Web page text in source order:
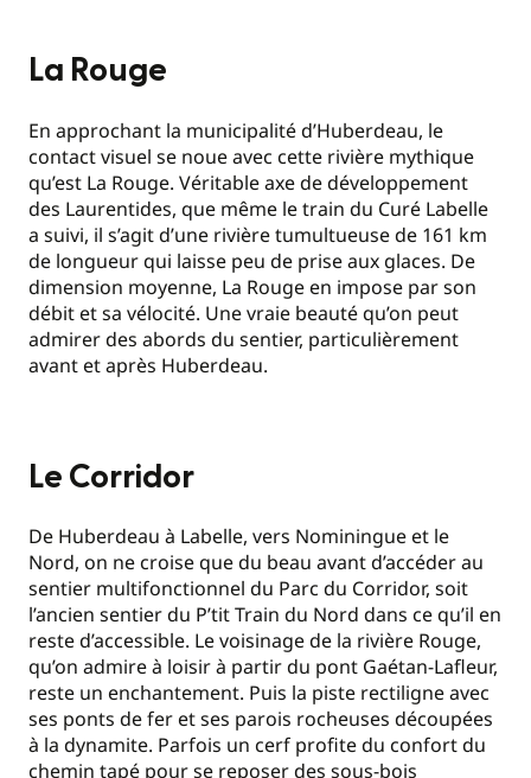
La Rouge
En approchant la municipalité d’Huberdeau, le
contact visuel se noue avec cette rivière mythique
qu’est La Rouge. Véritable axe de développement
des Laurentides, que même le train du Curé Labelle
a suivi, il s’agit d’une rivière tumultueuse de 161 km
de longueur qui laisse peu de prise aux glaces. De
dimension moyenne, La Rouge en impose par son
débit et sa vélocité. Une vraie beauté qu’on peut
admirer des abords du sentier, particulièrement
avant et après Huberdeau.
Le Corridor
De Huberdeau à Labelle, vers Nominingue et le
Nord, on ne croise que du beau avant d’accéder au
sentier multifonctionnel du Parc du Corridor, soit
l’ancien sentier du P’tit Train du Nord dans ce qu’il en
reste d’accessible. Le voisinage de la rivière Rouge,
qu’on admire à loisir à partir du pont Gaétan-Lafleur,
reste un enchantement. Puis la piste rectiligne avec
ses ponts de fer et ses parois rocheuses découpées
à la dynamite. Parfois un cerf profite du confort du
chemin tapé pour se reposer des sous-bois